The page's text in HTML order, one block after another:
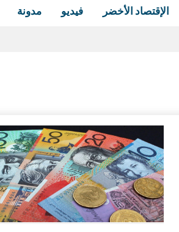
الإقتصاد الأخضر فيديو مدونة